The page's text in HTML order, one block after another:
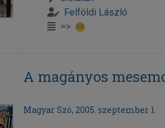
Felföldi László
=>
A magányos
Magyar Szó, 2005. szeptember 1.